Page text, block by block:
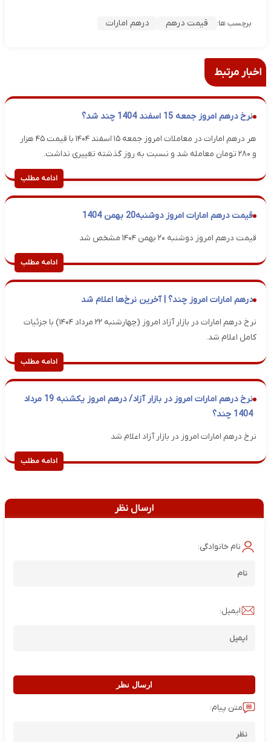
برچسب ها: قیمت درهم درهم امارات
اخبار مرتبط
نرخ درهم امروز جمعه 15 اسفند 1404 چند شد؟
هر درهم امارات در معاملات امروز جمعه ۱۵ اسفند ۱۴۰۴ با قیمت ۴۵ هزار
و ۲۸۰ تومان معامله شد و نسبت به روز گذشته تغییری نداشت.
ادامه مطلب
قیمت درهم امارات امروز دوشنبه20 بهمن 1404
قیمت درهم امروز دوشنبه ۲۰ بهمن ۱۴۰۴ مشخص شد
ادامه مطلب
درهم امارات امروز چند؟ | آخرین نرخ‌ها اعلام شد
نرخ درهم امارات در بازار آزاد امروز (چهارشنبه ۲۲ مرداد ۱۴۰۴) با جزئیات
کامل اعلام شد.
ادامه مطلب
نرخ درهم امارات امروز در بازار آزاد/ درهم امروز یکشنبه 19 مرداد
1404 چند؟
نرخ درهم امارات امروز در بازار آزاد اعلام شد
ادامه مطلب
ارسال نظر
نام خانوادگی:
ایمیل:
ارسال نظر
متن پیام: